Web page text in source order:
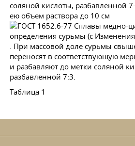
соляной кислоты, разбавленной
ею объем раствора до 10 см
. При массовой доле сурьмы
переносят в соответствующую
и разбавляют до метки соляной
разбавленной 7:3.
Таблица 1